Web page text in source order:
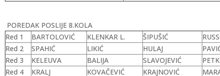
POREDAK POSLIJE 8.KOLA
Red 1
BARTOLOVIĆ KLENKAR L. ŠIPUŠIĆ
Red 2
SPAHIĆ LIKIĆ HULAJ
Red 3
KELEUVA BALIJA SLAVOJEVIĆ
Red 4
KRALJ KOVAČEVIĆ KRAJNOVIĆ